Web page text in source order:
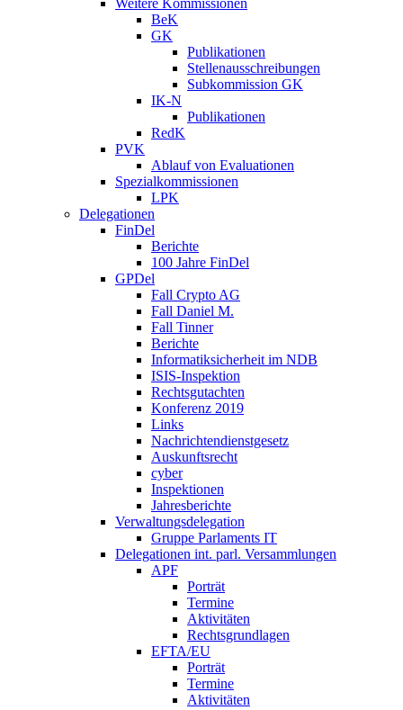
Weitere Kommissionen
BeK
GK
Publikationen
Stellenausschreibungen
Subkommission GK
IK-N
Publikationen
RedK
PVK
Ablauf von Evaluationen
Spezialkommissionen
LPK
Delegationen
FinDel
Berichte
100 Jahre FinDel
GPDel
Fall Crypto AG
Fall Daniel M.
Fall Tinner
Berichte
Informatiksicherheit ­im NDB
ISIS-Inspektion
Rechtsgutachten
Konferenz 2019
Links
Nachrichtendienstgesetz
Auskunftsrecht
cyber
Inspektionen
Jahresberichte
Verwaltungsdelegation
Gruppe Parlaments IT
Delegationen int. parl. Versammlungen
APF
Porträt
Termine
Aktivitäten
Rechtsgrundlagen
EFTA/EU
Porträt
Termine
Aktivitäten